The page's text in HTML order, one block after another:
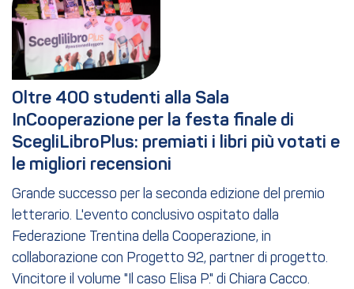
Oltre 400 studenti alla Sala
InCooperazione per la festa finale di
ScegliLibroPlus: premiati i libri più votati e
le migliori recensioni
Grande successo per la seconda edizione del premio
letterario. L'evento conclusivo ospitato dalla
Federazione Trentina della Cooperazione, in
collaborazione con Progetto 92, partner di progetto.
Vincitore il volume "Il caso Elisa P." di Chiara Cacco.